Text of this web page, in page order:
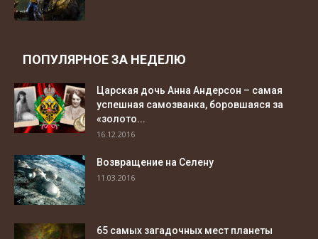
ПОПУЛЯРНОЕ ЗА НЕДЕЛЮ
Царская дочь Анна Андерсон – самая
успешная самозванка, боровшаяся за
«золото...
16.12.2016
Возвращение на Селену
11.03.2016
65 самых загадочных мест планеты